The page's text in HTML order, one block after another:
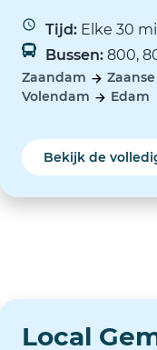
Tijd: Elke 30
Bussen: 800,
Zaandam
Volendam
Edam
Bekijk de
Local